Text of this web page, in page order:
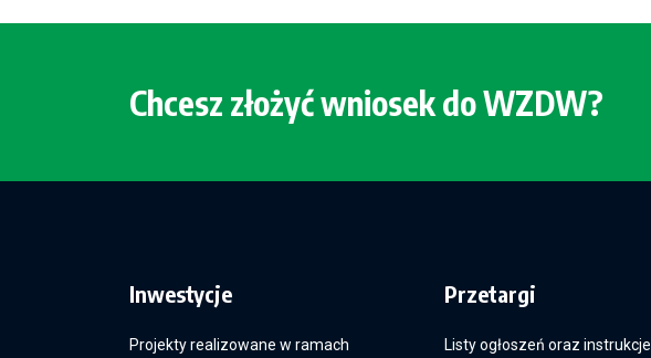
Chcesz złożyć wniosek do WZDW?
Inwestycje
Projekty realizowane w ramach
Przetargi
Listy ogłoszeń oraz instrukcje